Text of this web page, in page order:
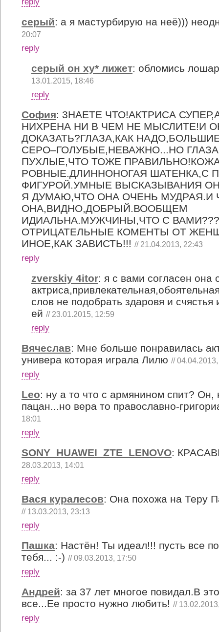
серый: а я мастурбирую на неё)))
20:07
reply
серый он ху* лижет: обломись
13.01.2015, 18:46
reply
София: 3НАЕТЕ ЧТО!АКТРИСА
НИХРЕНА НИ В ЧЕМ НЕ МЫСЛИТЕ!И
ДОКАЗАТЬ?ГЛАЗА,КАК
СЕРО–ГОЛУБЫЕ,НЕВАЖНО...НО
ПУХЛЫЕ,ЧТО ТОЖЕ
РОВНЫЕ.ДЛИННОНОГАЯ ШАТЕНКА,С
ФИГУРОЙ.УМНЫЕ ВЫСКАЗЫВАНИЯ
Я ДУМАЮ,ЧТО ОНА ОЧЕНЬ МУДРАЯ.И
ОНА,ВИДНО,ДОБРЫЙ.ВООБЩЕМ
ИДИАЛЬНА.МУЖЧИНЫ,ЧТО С
ОТРИЦАТЕЛЬНЫЕ КОМЕНТЫ ОТ
ИНОЕ,КАК ЗАВИСТЬ!!! // 21.04.2013, 22:43
reply
zverskiy 4itor: я с вами согласен она
слов не подобрать здаровя и счястья
ей // 23.01.2015, 12:59
reply
Вячеслав: Мне больше понравилась
универа которая играла Лилю //
reply
Leo: ну а то что с армянином спит? Он,
пацан...но вера то православно-
18:01
reply
SONY_HUAWEI_ZTE_LENOVO:
28.03.2013, 14:01
reply
Вася куралесов: Она похожа на Теру
// 13.03.2013, 23:13
reply
Пашка: Настён! Ты идеал!!! пусть все
тебя... :-) // 09.03.2013, 17:50
reply
Андрей: за 37 лет многое повидал.В
все...Ее просто нужно любить! //
reply